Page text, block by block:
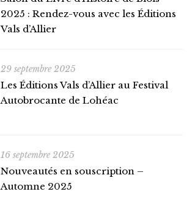
2025 : Rendez-vous avec les Éditions
Vals d’Allier
29 septembre 2025
Les Éditions Vals d’Allier au Festival
Autobrocante de Lohéac
16 septembre 2025
Nouveautés en souscription –
Automne 2025